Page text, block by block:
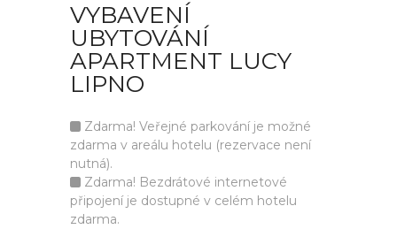
VYBAVENÍ
UBYTOVÁNÍ
APARTMENT LUCY
LIPNO
Zdarma! Veřejné parkování je možné
zdarma v areálu hotelu (rezervace není
nutná).
Zdarma! Bezdrátové internetové
připojení je dostupné v celém hotelu
zdarma.